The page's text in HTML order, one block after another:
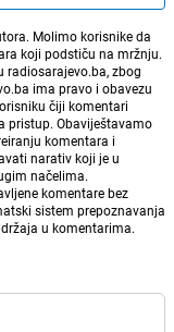
Molimo korisnike da
koji podstiču na mržnju.
radiosarajevo.ba, zbog
ima pravo i obavezu
čiji komentari
pristup. Obaviještavamo
komentara i
narativ koji je u
načelima.
komentare bez
sistem prepoznavanja
u komentarima.